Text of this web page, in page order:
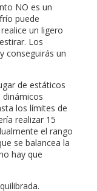
NO es un
puede
un ligero
Los
conseguirás un
de estáticos
los límites de
realizar 15
el rango
se balancea la
hay que